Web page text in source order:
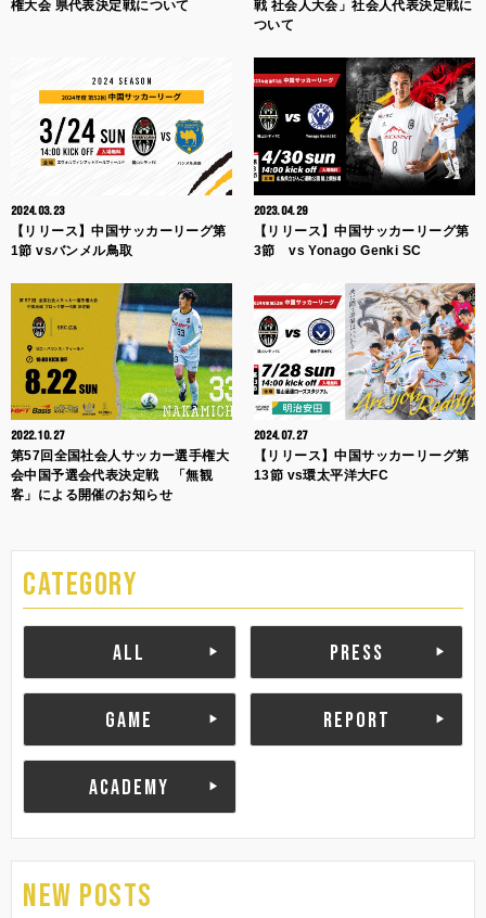
権大会 県代表決定戦について
戦 社会人大会」社会人代表決定戦に
ついて
2024.03.23
【リリース】中国サッカーリーグ第
1節 vsバンメル鳥取
2023.04.29
【リリース】中国サッカーリーグ第
3節 vs Yonago Genki SC
2022.10.27
第57回全国社会人サッカー選手権大
会中国予選会代表決定戦 「無観
客」による開催のお知らせ
2024.07.27
【リリース】中国サッカーリーグ第
13節 vs環太平洋大FC
CATEGORY
ALL PRESS
GAME REPORT
ACADEMY
NEW POSTS